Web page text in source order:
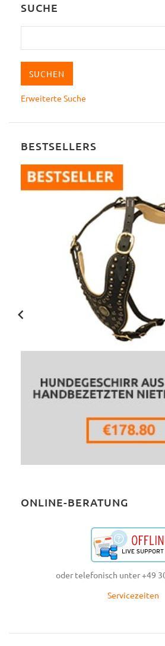
SUCHE
Erweiterte Suche
BESTSELLERS
ONLINE-BERATUNG
oder telefonisch unter +49
Servicezeiten